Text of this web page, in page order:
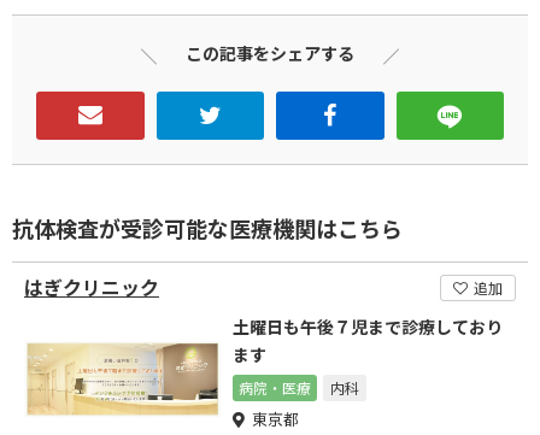
この記事をシェアする
抗体検査が受診可能な医療機関はこちら
はぎクリニック 追加
土曜日も午後７児まで診療しており
ます
病院・医療 内科
東京都